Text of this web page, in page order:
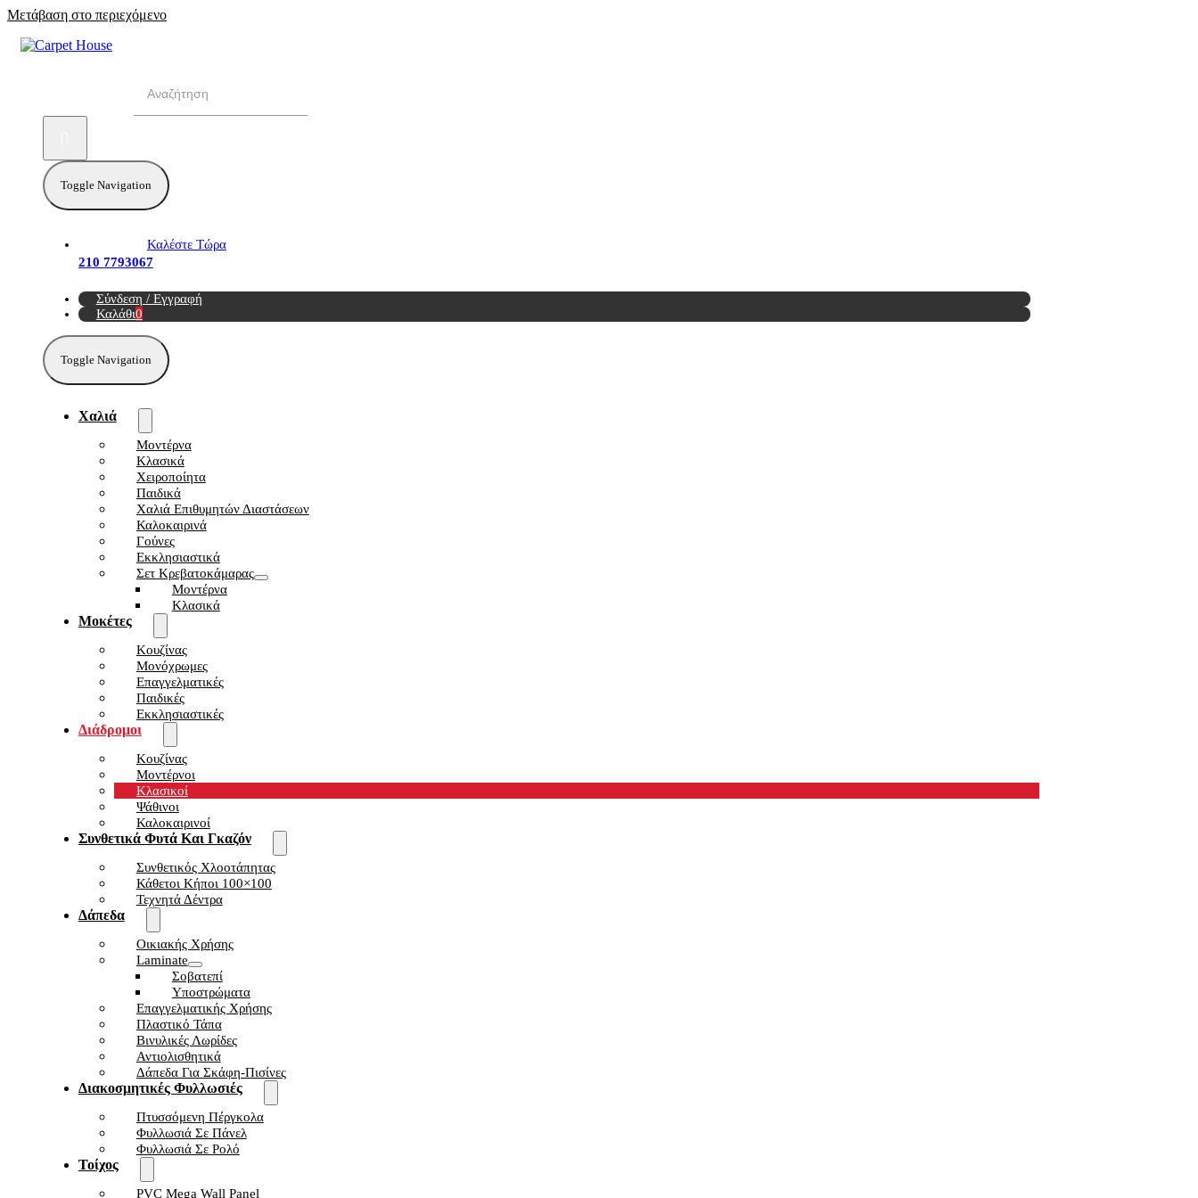
Μετάβαση στο περιεχόμενο
Toggle Navigation
Καλέστε Τώρα
210 7793067
Σύνδεση / Εγγραφή
Καλάθι0
Toggle Navigation
Χαλιά
Μοντέρνα
Κλασικά
Χειροποίητα
Παιδικά
Χαλιά Επιθυμητών Διαστάσεων
Καλοκαιρινά
Γούνες
Εκκλησιαστικά
Σετ Κρεβατοκάμαρας
Μοντέρνα
Κλασικά
Μοκέτες
Κουζίνας
Μονόχρωμες
Επαγγελματικές
Παιδικές
Εκκλησιαστικές
Διάδρομοι
Κουζίνας
Μοντέρνοι
Κλασικοί
Ψάθινοι
Καλοκαιρινοί
Συνθετικά Φυτά Και Γκαζόν
Συνθετικός Χλοοτάπητας
Κάθετοι Κήποι 100×100
Τεχνητά Δέντρα
Δάπεδα
Οικιακής Χρήσης
Laminate
Σοβατεπί
Υποστρώματα
Επαγγελματικής Χρήσης
Πλαστικό Τάπα
Βινυλικές Λωρίδες
Αντιολισθητικά
Δάπεδα Για Σκάφη-Πισίνες
Διακοσμητικές Φυλλωσιές
Πτυσσόμενη Πέργκολα
Φυλλωσιά Σε Πάνελ
Φυλλωσιά Σε Ρολό
Τοίχος
PVC Mega Wall Panel